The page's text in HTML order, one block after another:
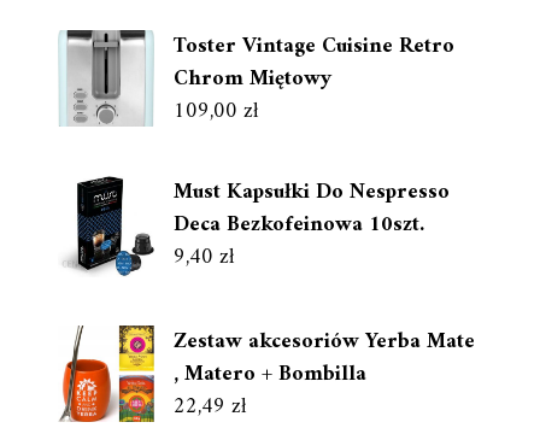
Toster Vintage Cuisine Retro
Chrom Miętowy
109,00zł
Must Kapsułki Do Nespresso
Deca Bezkofeinowa 10szt.
9,40zł
Zestaw akcesoriów Yerba Mate
, Matero + Bombilla
22,49 zł